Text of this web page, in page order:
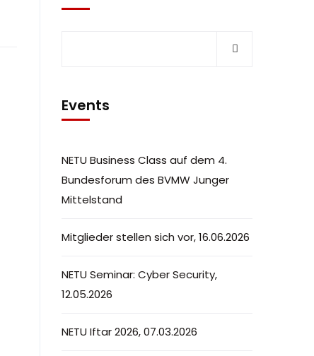
Events
NETU Business Class auf dem 4.
Bundesforum des BVMW Junger
Mittelstand
Mitglieder stellen sich vor, 16.06.2026
NETU Seminar: Cyber Security,
12.05.2026
NETU Iftar 2026, 07.03.2026